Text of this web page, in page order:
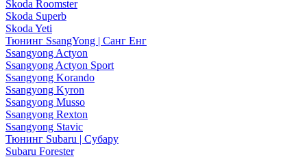
Skoda Roomster
Skoda Superb
Skoda Yeti
Тюнинг SsangYong | Санг Енг
Ssangyong Actyon
Ssangyong Actyon Sport
Ssangyong Korando
Ssangyong Kyron
Ssangyong Musso
Ssangyong Rexton
Ssangyong Stavic
Тюнинг Subaru | Субару
Subaru Forester